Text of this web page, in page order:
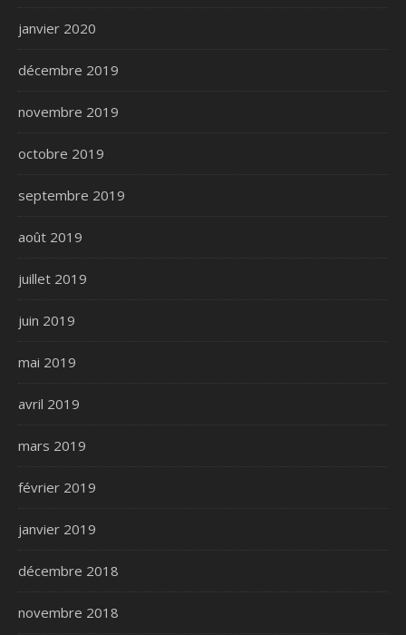
janvier 2020
décembre 2019
novembre 2019
octobre 2019
septembre 2019
août 2019
juillet 2019
juin 2019
mai 2019
avril 2019
mars 2019
février 2019
janvier 2019
décembre 2018
novembre 2018